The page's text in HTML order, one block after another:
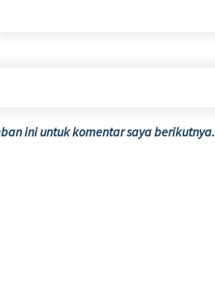
ini untuk komentar saya berikutnya.